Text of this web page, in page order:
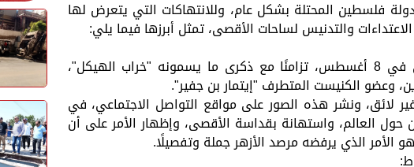
فلسطين المحتلة بشكل عام، وللانتهاكات التي يتعرض لها
والتدنيس لساحات الأقصى، تمثل أبرزها فيما يلي:
1- اقتحام أكثر من 2,000 مستوطن صهيوني في 8 أغسطس، تزامنًا مع ذكرى ما يسمونه "خراب الهيكل"،
وعضو الكنيست المتطرف "إيتمار بن جفير".
لائق، ونشر هذه الصور على مواقع التواصل الاجتماعي، في
حول العالم، واستهانة بقداسة الأقصى، وإظهار الأمر على أن
الأمر الذي يرفضه مرصد الأزهر جملة وتفصيلًا.